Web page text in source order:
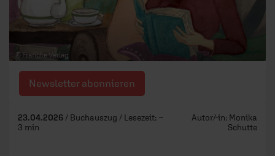
MENSCHEN
GESELLSCHAFT
TEAM
© Francke Verlag
Newsletter abonnieren
23.04.2026 / Buchauszug / Lesezeit: ~
3 min
Autor/-in: Monika
Schutte